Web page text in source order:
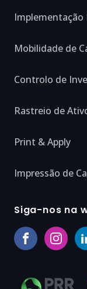
Implementação
Mobilidade de
Controlo de
Rastreio de
Print & Apply
Impressão de
Siga-nos na